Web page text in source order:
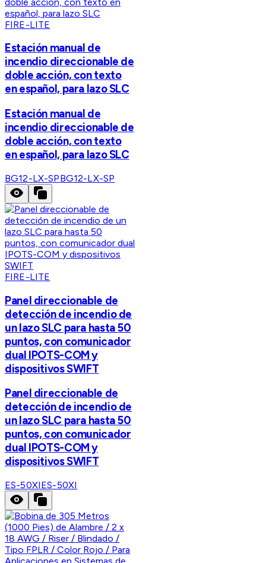
FIRE-LITE
Estación manual de
incendio direccionable de
doble acción, con texto
en español, para lazo SLC
Estación manual de
incendio direccionable de
doble acción, con texto
en español, para lazo SLC
BG12-LX-SPBG12-LX-SP
FIRE-LITE
Panel direccionable de
detección de incendio de
un lazo SLC para hasta 50
puntos, con comunicador
dual IPOTS-COM y
dispositivos SWIFT
Panel direccionable de
detección de incendio de
un lazo SLC para hasta 50
puntos, con comunicador
dual IPOTS-COM y
dispositivos SWIFT
ES-50XIES-50XI